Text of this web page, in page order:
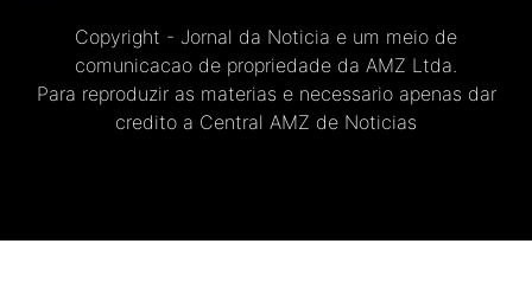
Copyright - Jornal da Noticia e um meio de
comunicacao de propriedade da AMZ Ltda.
Para reproduzir as materias e necessario apenas dar
credito a Central AMZ de Noticias